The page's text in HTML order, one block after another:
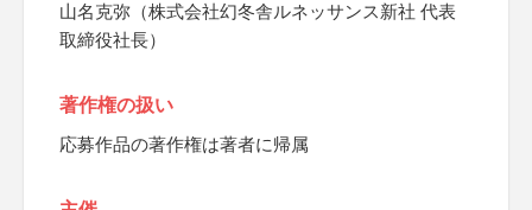
山名克弥（株式会社幻冬舎ルネッサンス新社 代表
取締役社長）
著作権の扱い
応募作品の著作権は著者に帰属